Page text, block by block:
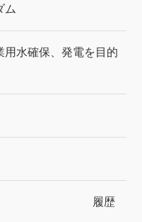
ム
用水確保、発電を目的
履歴